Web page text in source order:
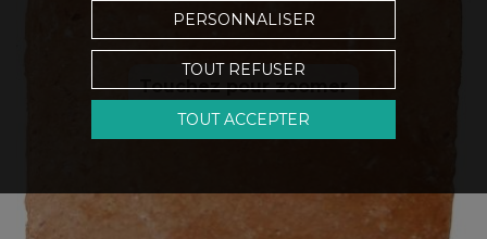
Touchez pour zoomer
PERSONNALISER
TOUT REFUSER
TOUT ACCEPTER